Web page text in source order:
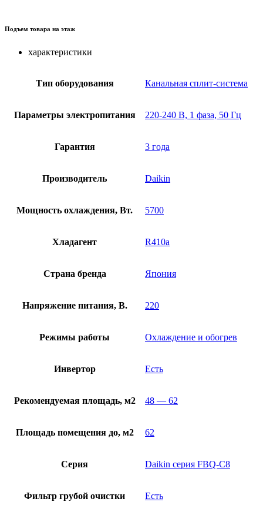
Подъем товара на этаж
характеристики
Тип оборудования Канальная сплит-система
Параметры электропитания 220-240 В, 1 фаза, 50 Гц
Гарантия 3 года
Производитель Daikin
Мощность охлаждения, Вт. 5700
Хладагент R410a
Страна бренда Япония
Напряжение питания, В. 220
Режимы работы Охлаждение и обогрев
Инвертор Есть
Рекомендуемая площадь, м2 48 — 62
Площадь помещения до, м2 62
Серия Daikin серия FBQ-C8
Фильтр грубой очистки Есть